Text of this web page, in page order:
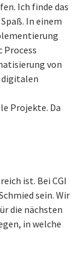
Ich finde das
In einem
Process
von
digitalen
Projekte. Da
ist. Bei CGI
sein. Wir
die nächsten
in welche